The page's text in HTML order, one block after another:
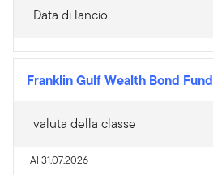
Data di lancio
Franklin Gulf Wealth Bond Fund
valuta della classe
Al 31.07.2026